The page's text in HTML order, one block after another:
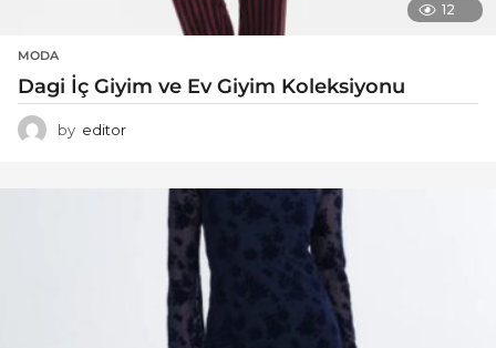
12
MODA
Dagi İç Giyim ve Ev Giyim Koleksiyonu
by editor